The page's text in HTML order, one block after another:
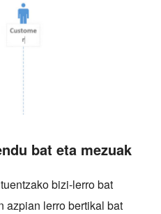
bat eta mezuak
bizi-lerro bat
azpian lerro bertikal bat